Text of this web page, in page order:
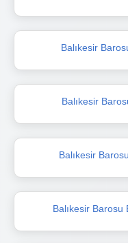
Balıkesir
Balıkesir
Balıkesir
Balıkesir